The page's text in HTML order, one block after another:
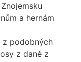
a hernám
z podobných
z daně z